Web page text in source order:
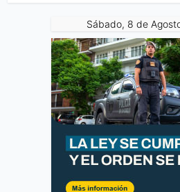
Sábado, 8 de